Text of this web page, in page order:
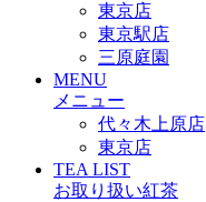
東京店
東京駅店
三原庭園
MENU
メニュー
代々木上原店
東京店
TEA LIST
お取り扱い紅茶